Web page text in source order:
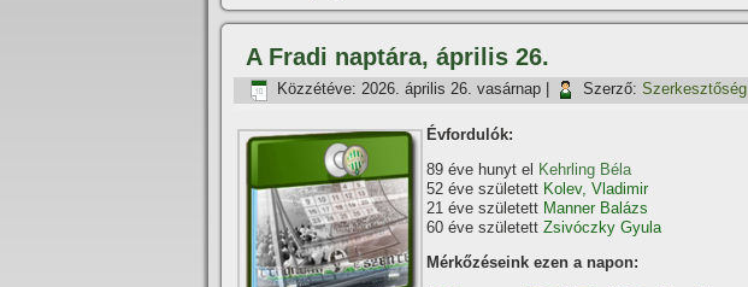
A Fradi naptára, április 26.
Közzétéve: 2026. április 26. vasárnap Szerző: Szerkesztőség
Évfordulók:
89 éve hunyt el Kehrling Béla
52 éve született Kolev, Vladimir
21 éve született Manner Balázs
60 éve született Zsivóczky Gyula
Mérkőzéseink ezen a napon: